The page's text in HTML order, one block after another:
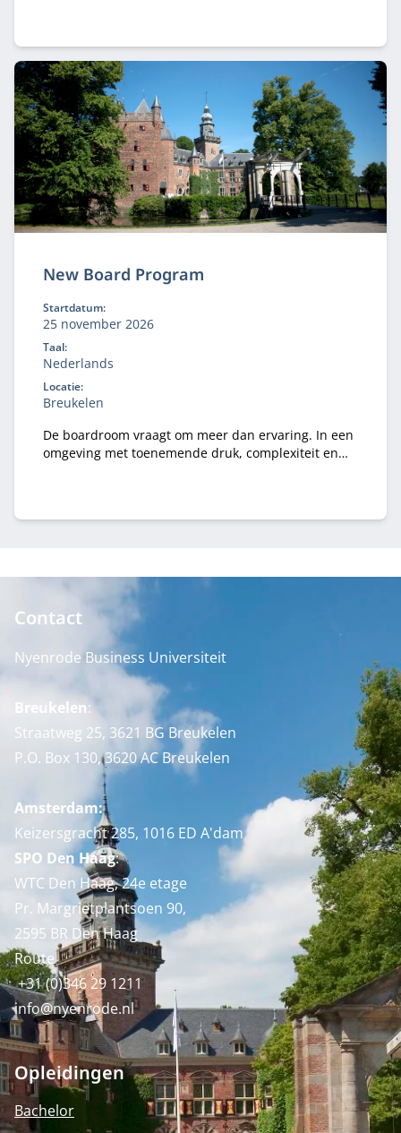
New Board Program
Startdatum:
25 november 2026
Taal:
Nederlands
Locatie:
Breukelen
De boardroom vraagt om meer dan ervaring. In een
omgeving met toenemende druk, complexiteit en
Board Program ontwikkel je jouw besluitvorming,
praktijk.
Contact
Nyenrode Business Universiteit
Breukelen:
Straatweg 25, 3621 BG Breukelen
P.O. Box 130, 3620 AC Breukelen
Amsterdam:
Keizersgracht 285, 1016 ED A'dam
SPO Den Haag:
WTC Den Haag, 24e etage
Pr. Margrietplantsoen 90,
2595 BR Den Haag
Route
+31 (0)346 29 1211
info@nyenrode.nl
Opleidingen
Bachelor